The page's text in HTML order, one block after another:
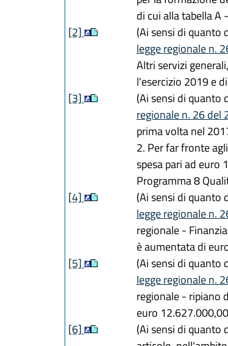
di cui alla tabella A
[2]
(Ai sensi di quanto
legge regionale n.
Altri servizi
l'esercizio 2019 e
[3]
(Ai sensi di quanto
regionale n. 26 del
prima volta nel
2. Per far fronte
spesa pari ad euro
Programma 8
[4]
(Ai sensi di quanto
legge regionale n.
regionale -
è aumentata di
[5]
(Ai sensi di quanto
legge regionale n.
regionale - ripiano
euro
[6]
(Ai sensi di quanto